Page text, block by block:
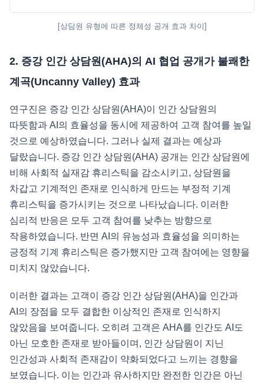
[상담원 유형에 따른 정체성 공개 효과 차이]
2. 증강 인간 상담원(AHA)의 AI 협업 공개가 불쾌한
계곡(Uncanny Valley) 효과
연구진은 증강 인간 상담원(AHA)이 인간 상담원의
따뜻함과 AI의 효율성을 동시에 제공하여 고객 참여를 높일
것으로 예상하였습니다. 그러나 실제 결과는 예상과
달랐습니다. 증강 인간 상담원(AHA) 공개는 인간 상담원에
비해 사회적 실재감 휴리스틱을 감소시키고, 상담원을
차갑고 기계적인 존재로 인식하게 만드는 부정적 기계
휴리스틱을 증가시키는 것으로 나타났습니다. 이러한
심리적 반응은 모두 고객 참여를 낮추는 방향으로
작용하였습니다. 반면 AI의 유능성과 효율성을 의미하는
긍정적 기계 휴리스틱은 증가했지만 고객 참여에는 영향을
미치지 않았습니다.
이러한 결과는 고객이 증강 인간 상담원(AHA)을 인간과
AI의 장점을 모두 결합한 이상적인 존재로 인식하지
않았음을 보여줍니다. 오히려 고객은 AHA를 인간도 AI도
아닌 모호한 존재로 받아들이며, 인간 상담원이 지닌
인간성과 사회적 존재감이 약화되었다고 느끼는 경향을
보였습니다. 이는 인간과 유사하지만 완전한 인간은 아닌